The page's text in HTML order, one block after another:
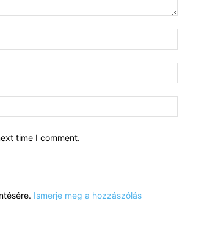
time I comment.
Ismerje meg a hozzászólás